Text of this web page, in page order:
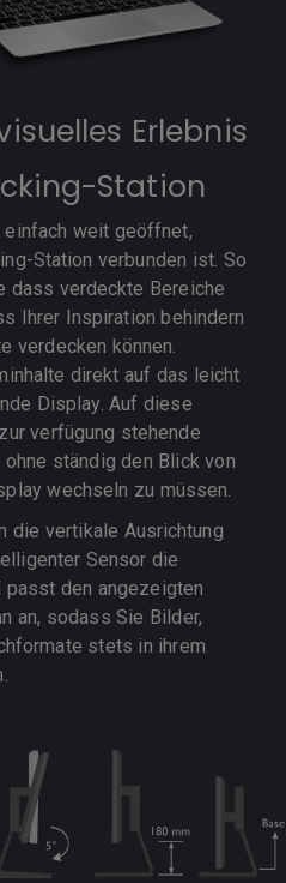
Erlebnis
Station
einfach weit geöffnet,
Station verbunden ist. So
dass verdeckte Bereiche
Ihrer Inspiration behindern
verdecken können.
direkt auf das leicht
Display. Auf diese
verfügung stehende
ständig den Blick von
wechseln zu müssen.
die vertikale Ausrichtung
Sensor die
passt den angezeigten
an, sodass Sie Bilder,
stets in ihrem